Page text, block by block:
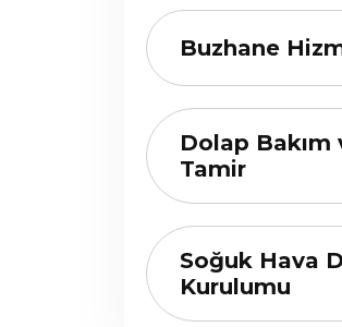
Buzhane
Dolap Bakım
Tamir
Soğuk Hava
Kurulumu